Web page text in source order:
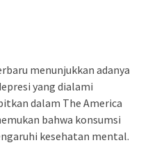
menunjukkan adanya
yang dialami
dalam The America
bahwa konsumsi
kesehatan mental.